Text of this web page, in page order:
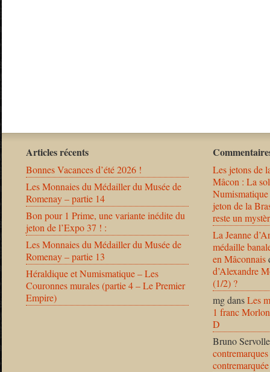
Articles récents
Bonnes Vacances d’été 2026 !
Les Monnaies du Médailler du Musée de
Romenay – partie 14
Bon pour 1 Prime, une variante inédite du
jeton de l’Expo 37 ! :
Les Monnaies du Médailler du Musée de
Romenay – partie 13
Héraldique et Numismatique – Les
Couronnes murales (partie 4 – Le Premier
Empire)
Les jetons de
Mâcon : La
jeton de la
reste un
La Jeanne
médaille
en Mâconnais
d’Alexandre
(1/2) ?
mgdansLes
1 franc
D
Bruno Servolle